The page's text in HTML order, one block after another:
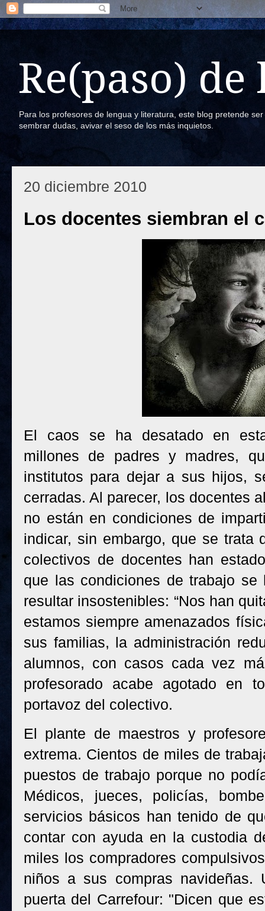
Re(paso) de
Para los profesores de lengua y literatura, este blog pretende
sembrar dudas, avivar el seso de los más inquietos.
20 diciembre 2010
Los docentes siembran el
El caos se ha desatado en
millones de padres y madres,
institutos para dejar a sus hijos,
cerradas. Al parecer, los docentes
no están en condiciones de
indicar, sin embargo, que se trata
colectivos de docentes han
que las condiciones de trabajo
resultar insostenibles: “Nos han
estamos siempre amenazados
sus familias, la administración
alumnos, con casos cada vez
profesorado acabe agotado en
portavoz del colectivo.
El plante de maestros y
extrema. Cientos de miles de
puestos de trabajo porque no
Médicos, jueces, policías,
servicios básicos han tenido de
contar con ayuda en la custodia
miles los compradores
niños a sus compras
puerta del Carrefour: "Dicen que